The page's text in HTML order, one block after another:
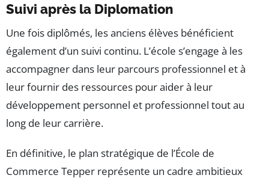
Suivi après la Diplomation
Une fois diplômés, les anciens élèves bénéficient
également d’un suivi continu. L’école s’engage à les
accompagner dans leur parcours professionnel et à
leur fournir des ressources pour aider à leur
développement personnel et professionnel tout au
long de leur carrière.
En définitive, le plan stratégique de l’École de
Commerce Tepper représente un cadre ambitieux